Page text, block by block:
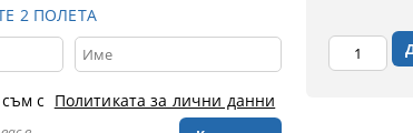
2 ПОЛЕТА
с Политиката за лични данни